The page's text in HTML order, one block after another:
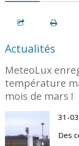
Actualités
MeteoLux
température
mois de mars !
31-
Des